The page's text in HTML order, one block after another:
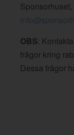
OBS:
frågor kring
Dessa frågor